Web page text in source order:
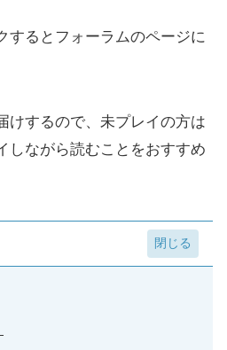
するとフォーラムのページに
けするので、未プレイの方は
しながら読むことをおすすめ